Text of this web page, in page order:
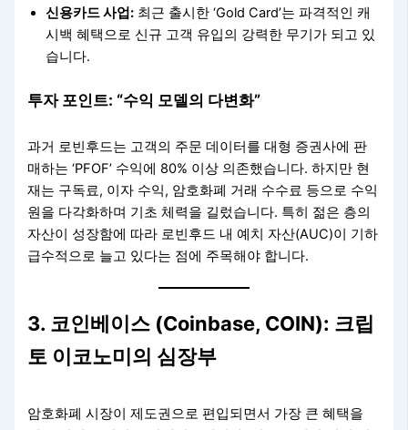
신용카드 사업: 최근 출시한 ‘Gold Card’는 파격적인 캐
시백 혜택으로 신규 고객 유입의 강력한 무기가 되고 있
습니다.
투자 포인트: “수익 모델의 다변화”
과거 로빈후드는 고객의 주문 데이터를 대형 증권사에 판
매하는 ‘PFOF’ 수익에 80% 이상 의존했습니다. 하지만 현
재는 구독료, 이자 수익, 암호화폐 거래 수수료 등으로 수익
원을 다각화하며 기초 체력을 길렀습니다. 특히 젊은 층의
자산이 성장함에 따라 로빈후드 내 예치 자산(AUC)이 기하
급수적으로 늘고 있다는 점에 주목해야 합니다.
3. 코인베이스 (Coinbase, COIN): 크립
토 이코노미의 심장부
암호화폐 시장이 제도권으로 편입되면서 가장 큰 혜택을